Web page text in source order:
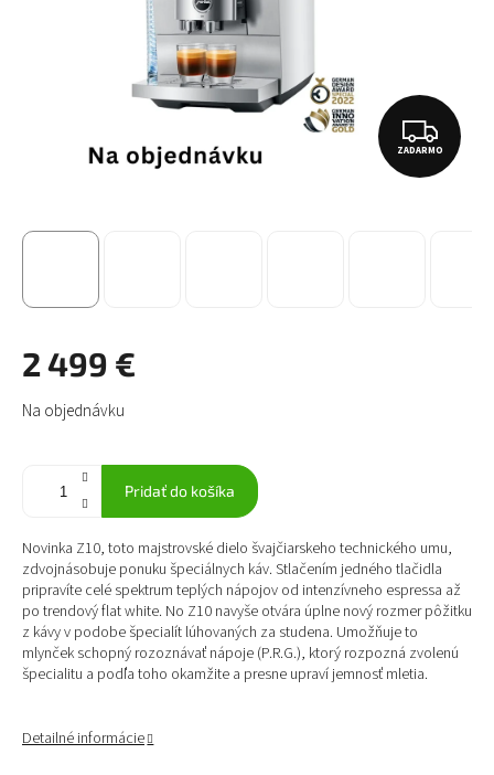
Z
A
ZADARMO
2 499 €
Jednotková
cena:
Na objednávku
Pridať do košíka
Novinka Z10, toto majstrovské dielo švajčiarskeho technického umu,
zdvojnásobuje ponuku špeciálnych káv. Stlačením jedného tlačidla
pripravíte celé spektrum teplých nápojov od intenzívneho espressa až
po trendový flat white. No Z10 navyše otvára úplne nový rozmer pôžitku
z kávy v podobe špecialít lúhovaných za studena. Umožňuje to
mlynček schopný rozoznávať nápoje (P.R.G.), ktorý rozpozná zvolenú
špecialitu a podľa toho okamžite a presne upraví jemnosť mletia.
Detailné informácie